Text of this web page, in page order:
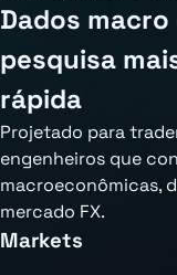
Dados
pesquisa
rápida
Projetado para
engenheiros que
macroeconômicas,
mercado FX.
Markets